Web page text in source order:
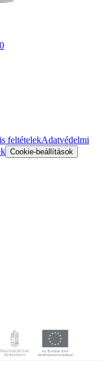
feltételekAdatvédelmi
Cookie-beállítások